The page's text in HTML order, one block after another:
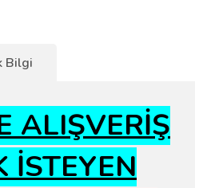
Bilgi
ALIŞVERİŞ
İSTEYEN